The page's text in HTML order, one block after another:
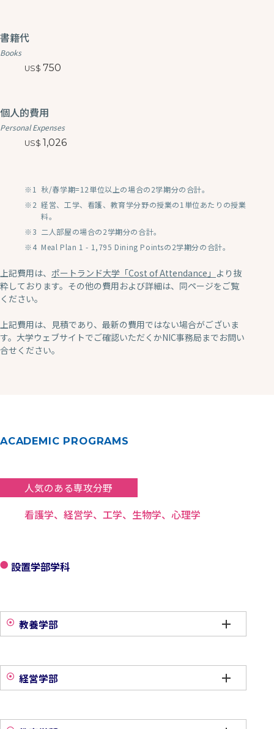
書籍代
Books
750
個人的費用
Personal Expenses
1,026
秋/春学期=12単位以上の場合の2学期分の合計。
経営、工学、看護、教育学分野の授業の1単位あたりの授業
料。
二人部屋の場合の2学期分の合計。
Meal Plan 1 - 1,795 Dining Pointsの2学期分の合計。
上記費用は、 ポートランド大学「Cost of Attendance」 より抜
粋しております。その他の費用および詳細は、同ページをご覧
ください。
上記費用は、見積であり、最新の費用ではない場合がございま
す。大学ウェブサイトでご確認いただくかNIC事務局までお問い
合せください。
ACADEMIC PROGRAMS
人気のある専攻分野
看護学、経営学、工学、生物学、心理学
設置学部学科
教養学部
経営学部